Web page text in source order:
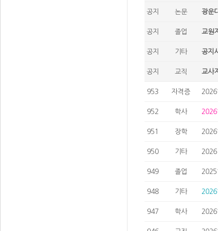
공지 논문 광운
공지 졸업 교원
공지 기타 공지
공지 교직 교사
953 자격증 2026
952 학사 2026
951 장학 2026
950 기타 2026
949 졸업 2025
948 기타 2026
947 학사 2026